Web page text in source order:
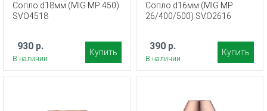
Сопло d18мм (MIG MP 450)
SVO4518
930 р.
В наличии
Купить
Сопло d16мм (MIG MP
26/400/500) SVO2616
390 р.
В наличии
Купить